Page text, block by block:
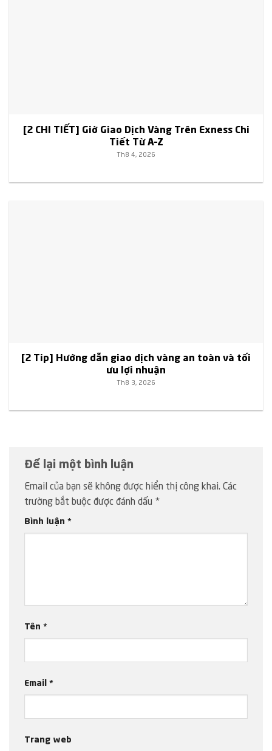
[2 CHI TIẾT] Giờ Giao Dịch Vàng Trên Exness Chi
Tiết Từ A–Z
Th8 4, 2026
[2 Tip] Hướng dẫn giao dịch vàng an toàn và tối
ưu lợi nhuận
Th8 3, 2026
Để lại một bình luận
Email của bạn sẽ không được hiển thị công khai. Các
trường bắt buộc được đánh dấu *
Bình luận *
Tên *
Email *
Trang web